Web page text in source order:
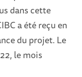
dans cette
a été reçu en
du projet. Le
le mois